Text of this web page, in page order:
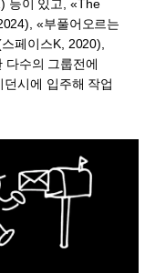
등이 있고, «The
«부풀어오르는
페이스K, 2020),
다수의 그룹전에
시에 입주해 작업